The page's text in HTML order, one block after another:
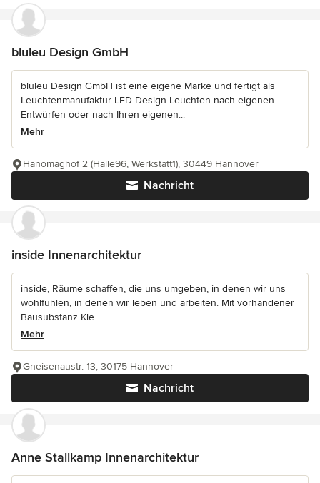
bluleu Design GmbH
bluleu Design GmbH ist eine eigene Marke und fertigt als
Leuchtenmanufaktur LED Design-Leuchten nach eigenen
Entwürfen oder nach Ihren eigenen...
Mehr
Nachricht
Hanomaghof 2 (Halle96, Werkstatt1), 30449 Hannover
inside Innenarchitektur
inside, Räume schaffen, die uns umgeben, in denen wir uns
wohlfühlen, in denen wir leben und arbeiten. Mit vorhandener
Bausubstanz Kle...
Mehr
Nachricht
Gneisenaustr. 13, 30175 Hannover
Anne Stallkamp Innenarchitektur